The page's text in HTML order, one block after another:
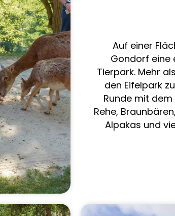
Auf einer
Gondorf eine
Tierpark. Mehr
den Eifelpark
Runde mit
Rehe,
Alpakas und